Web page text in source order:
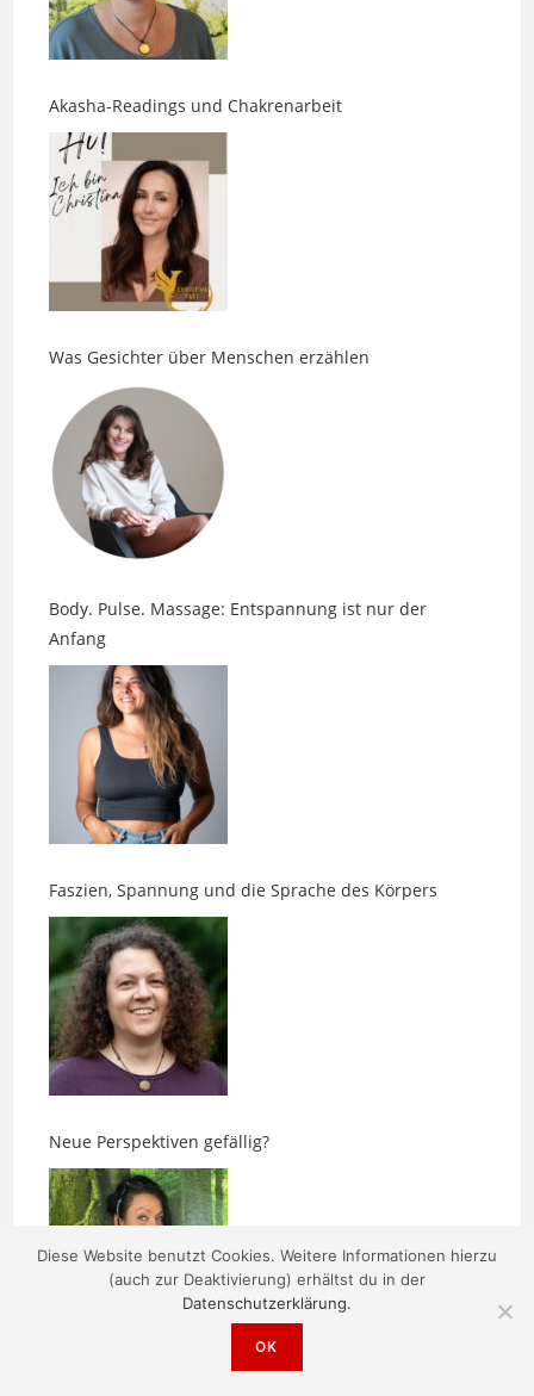
Akasha-Readings und Chakrenarbeit
Was Gesichter über Menschen erzählen
Body. Pulse. Massage: Entspannung ist nur der
Faszien, Spannung und die Sprache des Körpers
Neue Perspektiven gefällig?
Ens-Massagen – Zurück in die eigene Balance
Diese Website benutzt Cookies. Weitere Informationen hierzu
(auch zur Deaktivierung) erhältst du in der
Datenschutzerklärung.
OK